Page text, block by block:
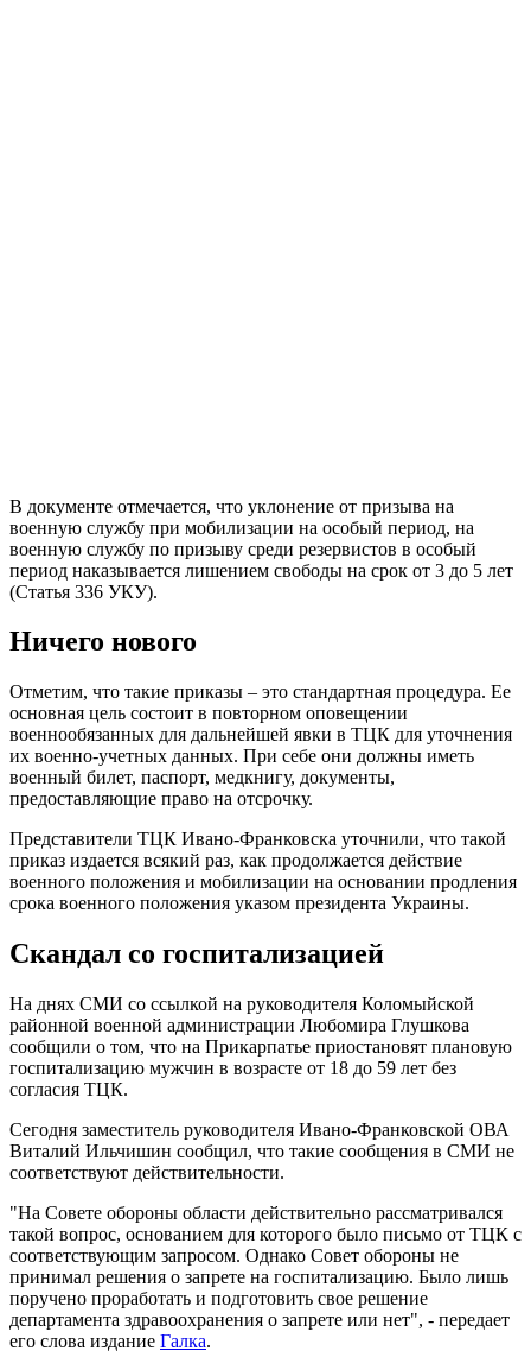
В документе отмечается, что уклонение от призыва на
военную службу при мобилизации на особый период, на
военную службу по призыву среди резервистов в особый
период наказывается лишением свободы на срок от 3 до 5 лет
(Статья 336 УКУ).
Ничего нового
Отметим, что такие приказы – это стандартная процедура. Ее
основная цель состоит в повторном оповещении
военнообязанных для дальнейшей явки в ТЦК для уточнения
их военно-учетных данных. При себе они должны иметь
военный билет, паспорт, медкнигу, документы,
предоставляющие право на отсрочку.
Представители ТЦК Ивано-Франковска уточнили, что такой
приказ издается всякий раз, как продолжается действие
военного положения и мобилизации на основании продления
срока военного положения указом президента Украины.
Скандал со госпитализацией
На днях СМИ со ссылкой на руководителя Коломыйской
районной военной администрации Любомира Глушкова
сообщили о том, что на Прикарпатье приостановят плановую
госпитализацию мужчин в возрасте от 18 до 59 лет без
согласия ТЦК.
Сегодня заместитель руководителя Ивано-Франковской ОВА
Виталий Ильчишин сообщил, что такие сообщения в СМИ не
соответствуют действительности.
"На Совете обороны области действительно рассматривался
такой вопрос, основанием для которого было письмо от ТЦК с
соответствующим запросом. Однако Совет обороны не
принимал решения о запрете на госпитализацию. Было лишь
поручено проработать и подготовить свое решение
департамента здравоохранения о запрете или нет", - передает
его слова издание Галка.